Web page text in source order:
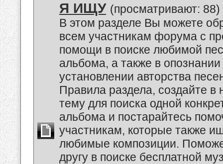
Я ИЩУ (просматривают: 88)
В этом разделе Вы можете
всем участникам форума с
помощи в поиске любимой
альбома, а также в опознании
установлении авторства
Правила раздела, создайте в
тему для поиска одной
альбома и постарайтесь
участникам, которые также
любимые композиции.
другу в поиске бесплатной